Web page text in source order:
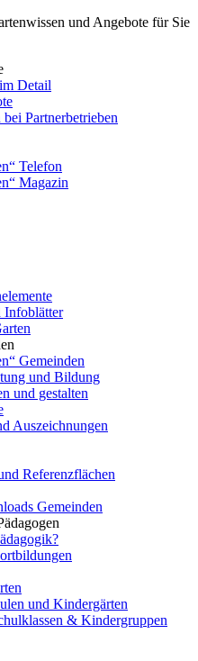
und Angebote für Sie
Detail
Partnerbetrieben
Telefon
Magazin
Infoblätter
Gemeinden
und Bildung
und gestalten
Auszeichnungen
Referenzflächen
Gemeinden
und Kindergärten
& Kindergruppen